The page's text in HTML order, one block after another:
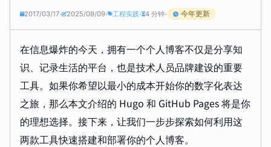
2017/03/17• 2025/09/09• 工程实践 • 4 分钟• 今年更新
在信息爆炸的今天，拥有一个个人博客不仅是分享知
识、记录生活的平台，也是技术人员品牌建设的重要
工具。如果你希望以最小的成本开始你的数字化表达
之旅，那么本文介绍的 Hugo 和 GitHub Pages 将是你
的理想选择。接下来，让我们一步步探索如何利用这
两款工具快速搭建和部署你的个人博客。